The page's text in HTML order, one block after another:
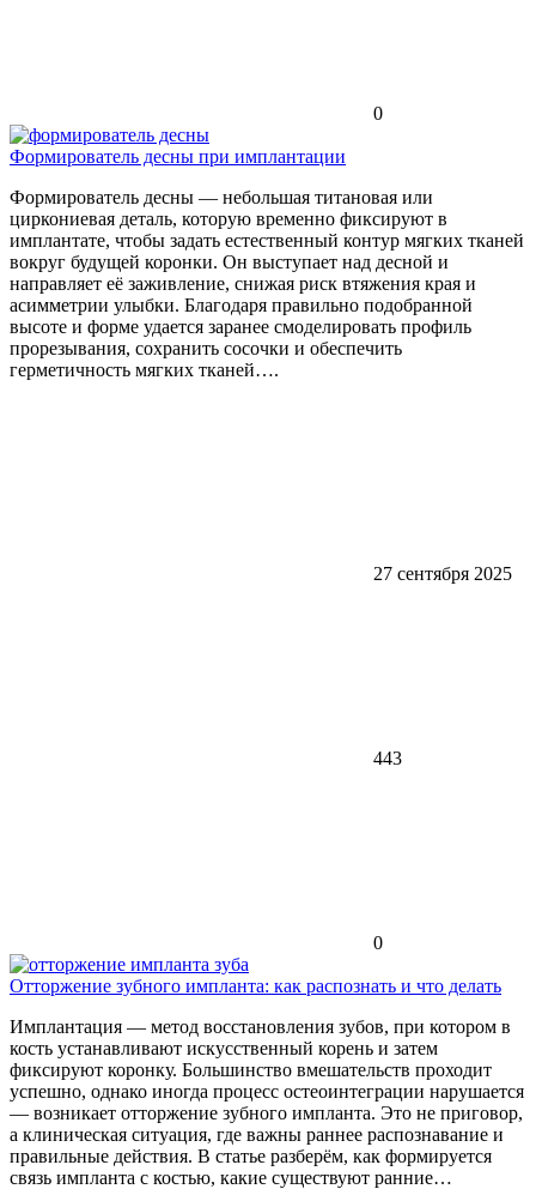
0
Формирователь десны при имплантации
Формирователь десны — небольшая титановая или
циркониевая деталь, которую временно фиксируют в
имплантате, чтобы задать естественный контур мягких тканей
вокруг будущей коронки. Он выступает над десной и
направляет её заживление, снижая риск втяжения края и
асимметрии улыбки. Благодаря правильно подобранной
высоте и форме удается заранее смоделировать профиль
прорезывания, сохранить сосочки и обеспечить
герметичность мягких тканей….
27 сентября 2025
443
0
Отторжение зубного импланта: как распознать и что делать
Имплантация — метод восстановления зубов, при котором в
кость устанавливают искусственный корень и затем
фиксируют коронку. Большинство вмешательств проходит
успешно, однако иногда процесс остеоинтеграции нарушается
— возникает отторжение зубного импланта. Это не приговор,
а клиническая ситуация, где важны раннее распознавание и
правильные действия. В статье разберём, как формируется
связь импланта с костью, какие существуют ранние…